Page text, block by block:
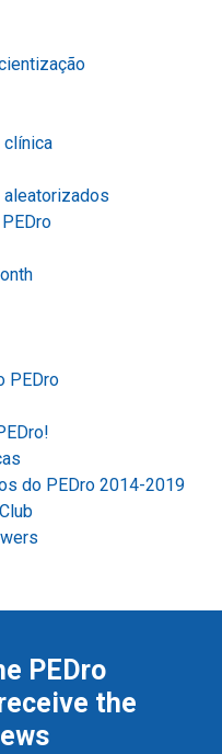
clínica
aleatorizados
PEDro
do PEDro 2014-2019
PEDro
the